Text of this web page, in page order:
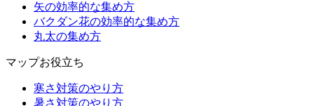
矢の効率的な集め方
バクダン花の効率的な集め方
丸太の集め方
マップお役立ち
寒さ対策のやり方
暑さ対策のやり方